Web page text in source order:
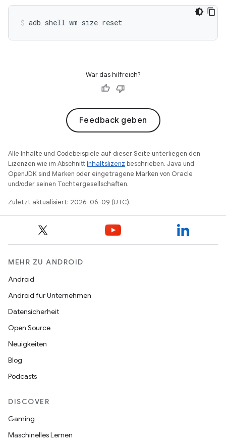
adb shell wm size reset
War das hilfreich?
Feedback geben
Alle Inhalte und Codebeispiele auf dieser Seite unterliegen den
Lizenzen wie im AbschnittInhaltslizenz beschrieben. Java und
OpenJDK sind Marken oder eingetragene Marken von Oracle
und/oder seinen Tochtergesellschaften.
Zuletzt aktualisiert: 2026-06-09 (UTC).
MEHR ZU ANDROID
Android
Android für Unternehmen
Datensicherheit
Open Source
Neuigkeiten
Blog
Podcasts
DISCOVER
Gaming
Maschinelles Lernen